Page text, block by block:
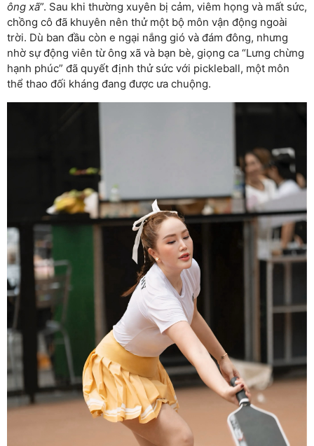
ông xã”. Sau khi thường xuyên bị cảm, viêm họng và mất sức,
chồng cô đã khuyên nên thử một bộ môn vận động ngoài
trời. Dù ban đầu còn e ngại nắng gió và đám đông, nhưng
nhờ sự động viên từ ông xã và bạn bè, giọng ca “Lưng chừng
hạnh phúc” đã quyết định thử sức với pickleball, một môn
thể thao đối kháng đang được ưa chuộng.